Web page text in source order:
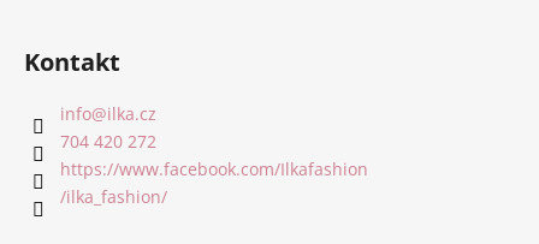
Kontakt
info@ilka.cz
704 420 272
https://www.facebook.com/Ilkafashion
/ilka_fashion/